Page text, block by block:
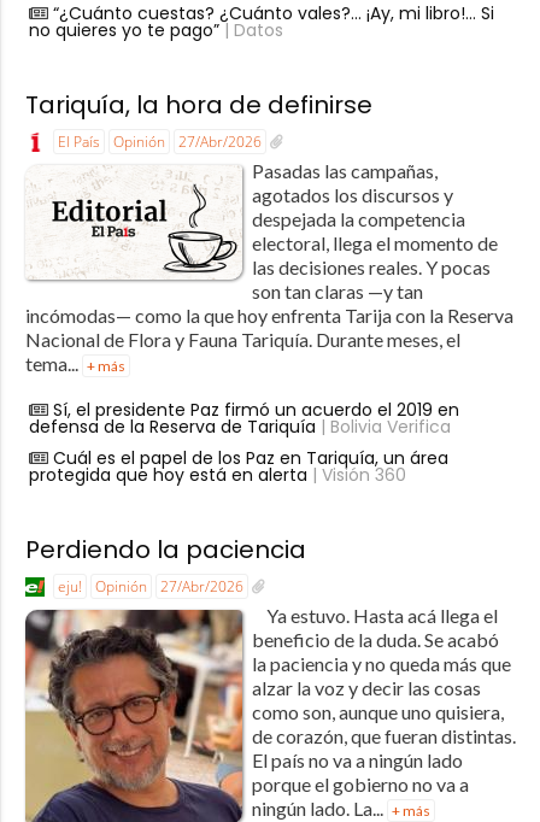
“¿Cuánto cuestas? ¿Cuánto vales?… ¡Ay, mi libro!… Si
no quieres yo te pago”| Datos
Tariquía, la hora de definirse
El País Opinión 27/Abr/2026
Pasadas las campañas,
agotados los discursos y
despejada la competencia
electoral, llega el momento de
las decisiones reales. Y pocas
son tan claras —y tan
incómodas— como la que hoy enfrenta Tarija con la Reserva
Nacional de Flora y Fauna Tariquía. Durante meses, el
tema... + más
Sí, el presidente Paz firmó un acuerdo el 2019 en
defensa de la Reserva de Tariquía | Bolivia Verifica
Cuál es el papel de los Paz en Tariquía, un área
protegida que hoy está en alerta | Visión 360
Perdiendo la paciencia
eju! Opinión 27/Abr/2026
Ya estuvo. Hasta acá llega el
beneficio de la duda. Se acabó
la paciencia y no queda más que
alzar la voz y decir las cosas
como son, aunque uno quisiera,
de corazón, que fueran distintas.
El país no va a ningún lado
porque el gobierno no va a
ningún lado. La... + más